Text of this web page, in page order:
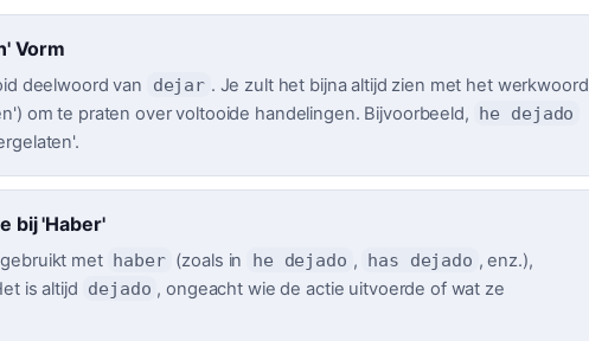
Vorm
deelwoord van dejar . Je zult het bijna altijd zien met het werkwoord
om te praten over voltooide handelingen. Bijvoorbeeld, he dejado
bij 'Haber'
gebruikt met haber (zoals in he dejado , has dejado , enz.),
is altijd dejado , ongeacht wie de actie uitvoerde of wat ze